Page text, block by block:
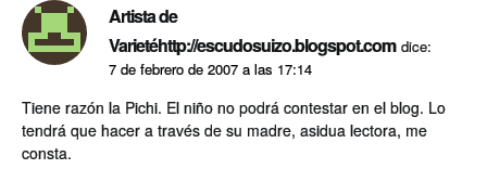
Artista de
Varietéhttp://escudosuizo.blogspot.com dice:
7 de febrero de 2007 a las 17:14
Tiene razón la Pichi. El niño no podrá contestar en el blog. Lo
tendrá que hacer a través de su madre, asidua lectora, me
consta.